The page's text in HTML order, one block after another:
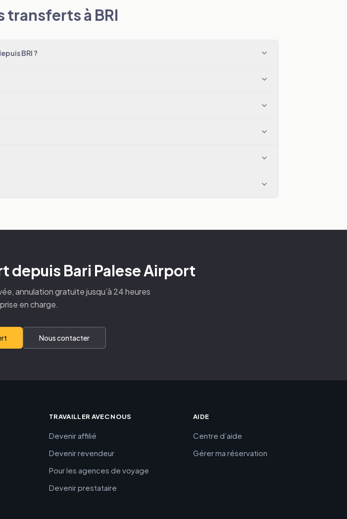
transferts à BRI
BRI ?
depuis Bari Palese Airport
annulation gratuite jusqu’à 24 heures
en charge.
Nous contacter
TRAVAILLER AVEC NOUS
Devenir affilié
Devenir revendeur
Pour les agences de voyage
Devenir prestataire
AIDE
Centre d’aide
Gérer ma réservation